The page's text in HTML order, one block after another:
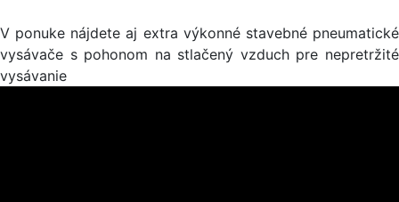
V ponuke nájdete aj extra výkonné stavebné pneumatické
vysávače s pohonom na stlačený vzduch pre nepretržité
vysávanie